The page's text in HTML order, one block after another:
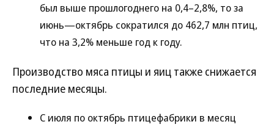
был выше прошлогоднего на 0,4–2,8%, то за
июнь—октябрь сократился до 462,7 млн птиц,
что на 3,2% меньше год к году.
Производство мяса птицы и яиц также снижается
последние месяцы.
С июля по октябрь птицефабрики в месяц